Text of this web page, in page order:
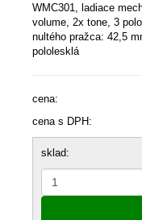
WMC301, ladiace
volume, 2x tone, 3
nultého pražca: 42,5
pololesklá
cena:
cena s DPH:
sklad: